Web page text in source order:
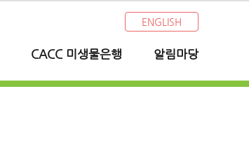
ENGLISH
CACC 미생물은행 알림마당